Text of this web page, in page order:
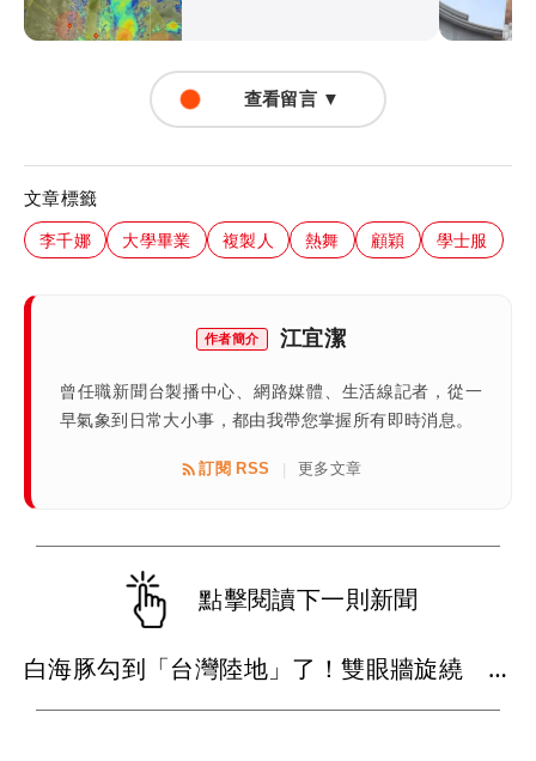
查看留言 ▼
文章標籤
李千娜 大學畢業 複製人 熱舞 顧穎 學士服
作者簡介 江宜潔
曾任職新聞台製播中心、網路媒體、生活線記者，從一
早氣象到日常大小事，都由我帶您掌握所有即時消息。
訂閱 RSS 更多文章
點擊閱讀下一則新聞
白海豚勾到「台灣陸地」了！雙眼牆旋繞 路徑擺盪